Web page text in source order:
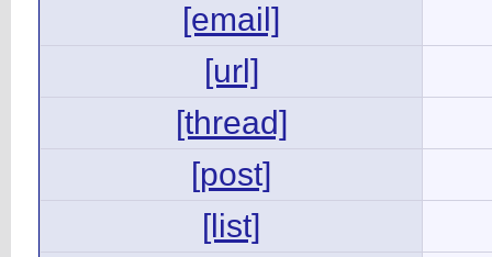
[email]
[url]
[thread]
[post]
[list]